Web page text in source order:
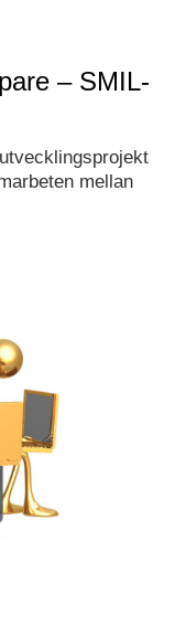
– SMIL-
mellan